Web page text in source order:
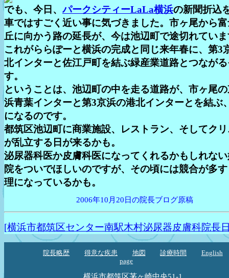
でも、今日、パークシティーLaLa横浜の新聞折込
車ではすごく近い事に気づきました。市ヶ尾から
丘に向かう路の延長が、今は池辺町で途切れてい
これがららぽーと横浜の完成と同じ来年春に、第3
北インターと佐江戸町を結ぶ緑産業道路とつなが
す。
ということは、池辺町の中を走る道路が、市ヶ尾
浜青葉インターと第3京浜の港北インターとを結ぶ
になるのです。
都筑区池辺町に商業施設、レストラン、そしてク
が乱立する日が来るかも。
泌尿器科医か皮膚科医になってくれるかもしれな
院をついでほしいのですが、その頃には競合が多
理になっているかも。
2006年10月20日の院長ブログ原稿
[横浜市都筑区センター南駅木村泌尿器皮膚科院長
院長略歴 得意な疾患 地図 診療時間
English
page
横浜市都筑区茅ヶ崎中央51-1